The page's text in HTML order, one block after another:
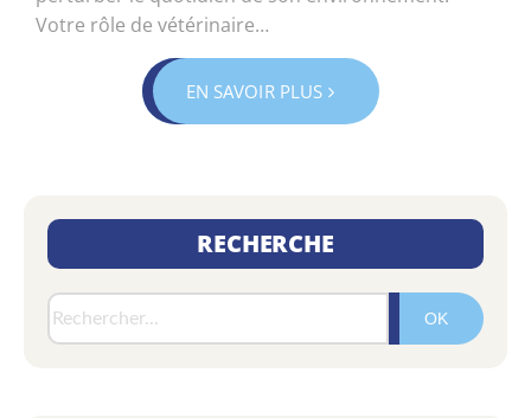
Votre rôle de vétérinaire…
EN SAVOIR PLUS
RECHERCHE